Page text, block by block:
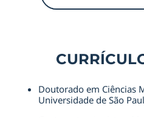
Doutorado em Ciências
Universidade de São